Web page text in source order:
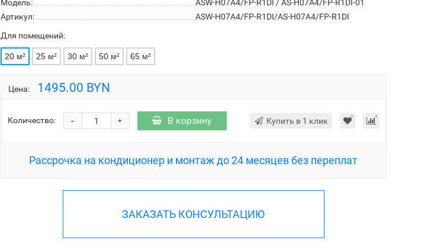
Модель:
ASW-H07A4/FP-R1DI / AS-H07A4/FP-R1DI-01
Артикул:
ASW-H07A4/FP-R1DI/AS-H07A4/FP-R1DI
Для помещений:
20 м² 25 м² 30 м² 50 м² 65 м²
Цена: 1495.00 BYN
Количество: +
- В корзину Купить в 1 клик
Рассрочка на кондиционер и монтаж до 24 месяцев без переплат
ЗАКАЗАТЬ КОНСУЛЬТАЦИЮ